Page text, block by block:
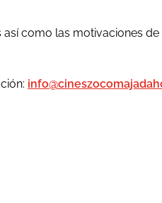
como las motivaciones